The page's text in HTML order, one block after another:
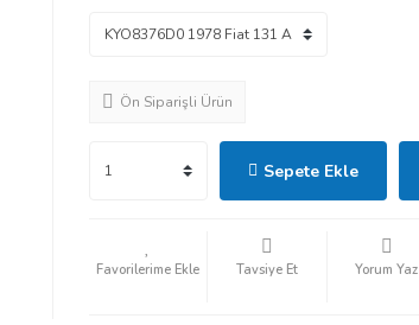
Ön Siparişli Ürün
Sepete Ekle
Tavsiye Et Yorum Yaz